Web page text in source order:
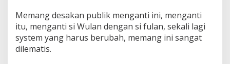
Memang desakan publik menganti ini, menganti
itu, menganti si Wulan dengan si fulan, sekali lagi
system yang harus berubah, memang ini sangat
dilematis.